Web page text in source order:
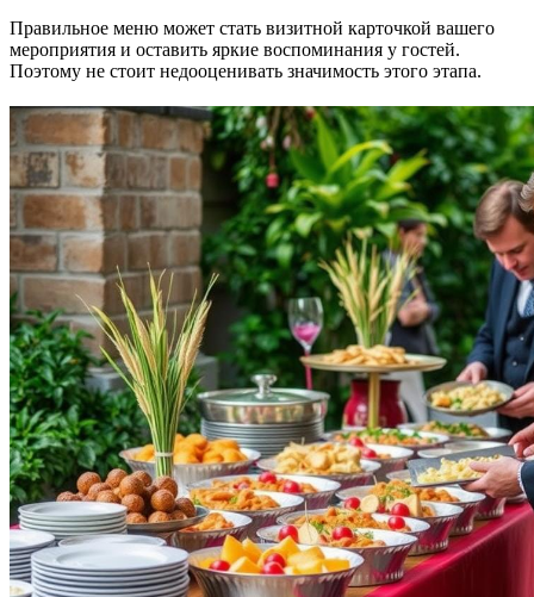
Правильное меню может стать визитной карточкой вашего
мероприятия и оставить яркие воспоминания у гостей.
Поэтому не стоит недооценивать значимость этого этапа.